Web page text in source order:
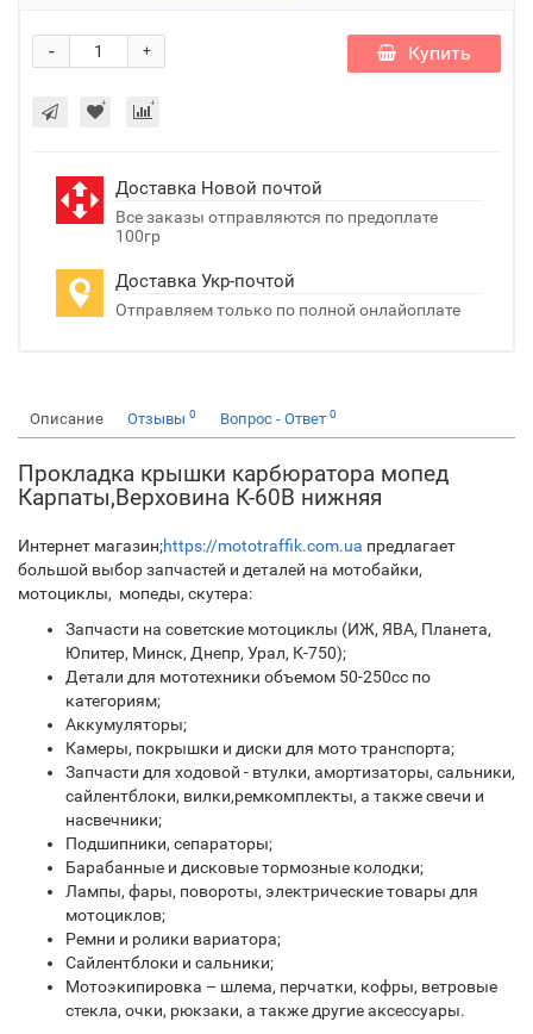
+
- Купить
Доставка Новой почтой
Все заказы отправляются по предоплате
100гр
Доставка Укр-почтой
Отправляем только по полной онлайоплате
Описание Отзывы 0 Вопрос - Ответ 0
Прокладка крышки карбюратора мопед
Карпаты,Верховина К-60В нижняя
Интернет магазин;https://mototraffik.com.ua предлагает
большой выбор запчастей и деталей на мотобайки,
мотоциклы, мопеды, скутера:
Запчасти на советские мотоциклы (ИЖ, ЯВА, Планета,
Юпитер, Минск, Днепр, Урал, К-750);
Детали для мототехники объемом 50-250сс по
категориям;
Аккумуляторы;
Камеры, покрышки и диски для мото транспорта;
Запчасти для ходовой - втулки, амортизаторы, сальники,
сайлентблоки, вилки,ремкомплекты, а также свечи и
насвечники;
Подшипники, сепараторы;
Барабанные и дисковые тормозные колодки;
Лампы, фары, повороты, электрические товары для
мотоциклов;
Ремни и ролики вариатора;
Сайлентблоки и сальники;
Мотоэкипировка – шлема, перчатки, кофры, ветровые
стекла, очки, рюкзаки, а также другие аксессуары.